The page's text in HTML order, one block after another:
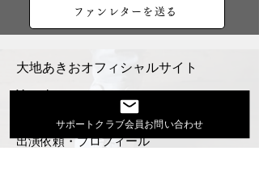
ファンレターを送る
大地あきおオフィシャルサイト
Youtube
出演依頼・プロフィール
サポートクラブ会員お問い合わせ